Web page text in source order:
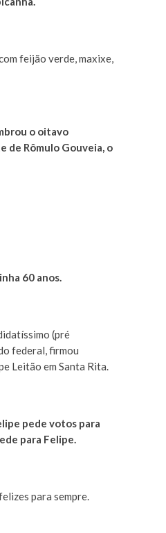
feijão verde, maxixe,
o oitavo
de Rômulo Gouveia, o
60 anos.
(pré
federal, firmou
Leitão em Santa Rita.
pede votos para
para Felipe.
para sempre.